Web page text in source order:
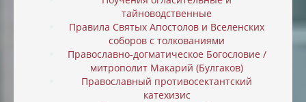
тайноводственные
Правила Святых Апостолов и Вселенских
соборов с толкованиями
Православно-догматическое Богословие /
митрополит Макарий (Булгаков)
Православный противосектантский
катехизис